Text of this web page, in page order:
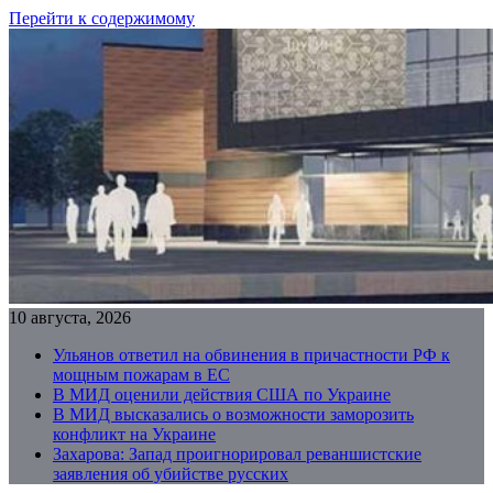
Перейти к содержимому
10 августа, 2026
Ульянов ответил на обвинения в причастности РФ к
мощным пожарам в ЕС
В МИД оценили действия США по Украине
В МИД высказались о возможности заморозить
конфликт на Украине
Захарова: Запад проигнорировал реваншистские
заявления об убийстве русских